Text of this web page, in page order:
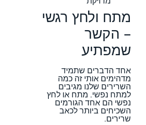
מתח ולחץ רגשי
– הקשר
שמפתיע
אחד הדברים שתמיד
מדהימים אותי זה כמה
השרירים שלנו מגיבים
למתח נפשי. מתח או לחץ
נפשי הם אחד הגורמים
השכיחים ביותר לכאב
שרירים.